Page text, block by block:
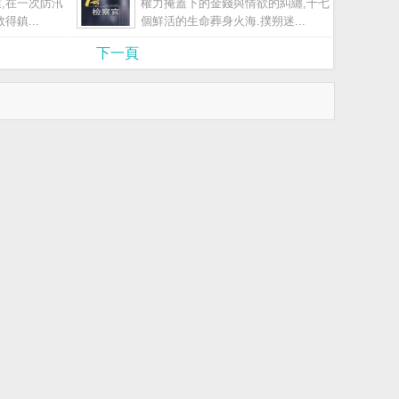
在一次防汛
得鎮...
權力掩蓋下的金錢與情欲的糾纏,十七
個鮮活的生命葬身火海.撲朔迷...
下一頁